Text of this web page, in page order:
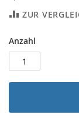
ZUR
Anzahl